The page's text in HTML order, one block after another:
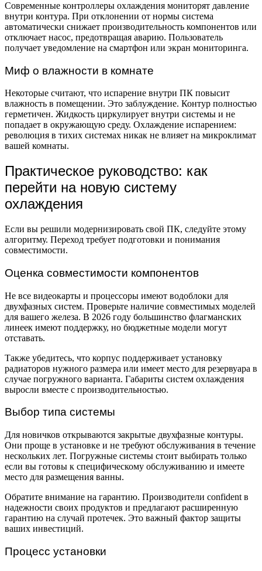
Современные контроллеры охлаждения мониторят давление
внутри контура. При отклонении от нормы система
автоматически снижает производительность компонентов или
отключает насос, предотвращая аварию. Пользователь
получает уведомление на смартфон или экран мониторинга.
Миф о влажности в комнате
Некоторые считают, что испарение внутри ПК повысит
влажность в помещении. Это заблуждение. Контур полностью
герметичен. Жидкость циркулирует внутри системы и не
попадает в окружающую среду. Охлаждение испарением:
революция в тихих системах никак не влияет на микроклимат
вашей комнаты.
Практическое руководство: как
перейти на новую систему
охлаждения
Если вы решили модернизировать свой ПК, следуйте этому
алгоритму. Переход требует подготовки и понимания
совместимости.
Оценка совместимости компонентов
Не все видеокарты и процессоры имеют водоблоки для
двухфазных систем. Проверьте наличие совместимых моделей
для вашего железа. В 2026 году большинство флагманских
линеек имеют поддержку, но бюджетные модели могут
отставать.
Также убедитесь, что корпус поддерживает установку
радиаторов нужного размера или имеет место для резервуара в
случае погружного варианта. Габариты систем охлаждения
выросли вместе с производительностью.
Выбор типа системы
Для новичков открываются закрытые двухфазные контуры.
Они проще в установке и не требуют обслуживания в течение
нескольких лет. Погружные системы стоит выбирать только
если вы готовы к специфическому обслуживанию и имеете
место для размещения ванны.
Обратите внимание на гарантию. Производители confident в
надежности своих продуктов и предлагают расширенную
гарантию на случай протечек. Это важный фактор защиты
ваших инвестиций.
Процесс установки